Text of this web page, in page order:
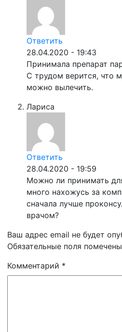
Ответить
28.04.2020 - 19:43
Принимала препарат
С трудом верится, что
можно вылечить.
Лариса
Ответить
28.04.2020 - 19:59
Можно ли принимать
много нахожусь за
сначала лучше
врачом?
Ваш адрес email не будет
Обязательные поля помечены
Комментарий *